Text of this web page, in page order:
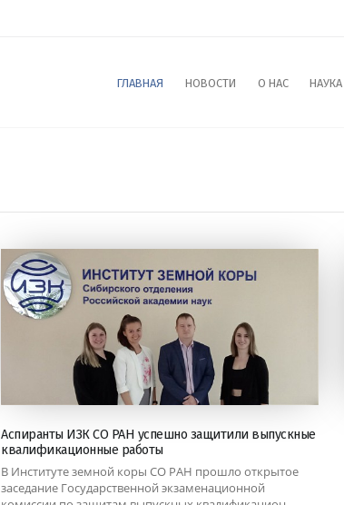
ГЛАВНАЯ НОВОСТИ О НАС НАУКА
Аспиранты ИЗК СО РАН успешно защитили выпускные
квалификационные работы
В Институте земной коры СО РАН прошло открытое
заседание Государственной экзаменационной